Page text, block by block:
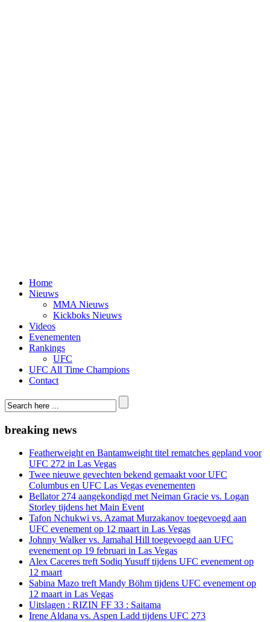
Home
Nieuws
MMA Nieuws
Kickboks Nieuws
Videos
Evenementen
Rankings
UFC
UFC All Time Champions
Contact
breaking news
Featherweight en Bantamweight titel rematches gepland voor
UFC 272 in Las Vegas
Twee nieuwe gevechten bekend gemaakt voor UFC
Columbus en UFC Las Vegas evenementen
Bellator 274 aangekondigd met Neiman Gracie vs. Logan
Storley tijdens het Main Event
Tafon Nchukwi vs. Azamat Murzakanov toegevoegd aan
UFC evenement op 12 maart in Las Vegas
Johnny Walker vs. Jamahal Hill toegevoegd aan UFC
evenement op 19 februari in Las Vegas
Alex Caceres treft Sodiq Yusuff tijdens UFC evenement op
12 maart
Sabina Mazo treft Mandy Böhm tijdens UFC evenement op
12 maart in Las Vegas
Uitslagen : RIZIN FF 33 : Saitama
Irene Aldana vs. Aspen Ladd tijdens UFC 273